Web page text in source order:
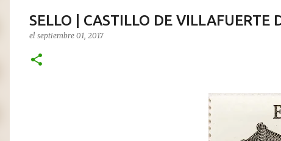
SELLO | CASTILLO DE VILLAFUERTE
el septiembre 01, 2017